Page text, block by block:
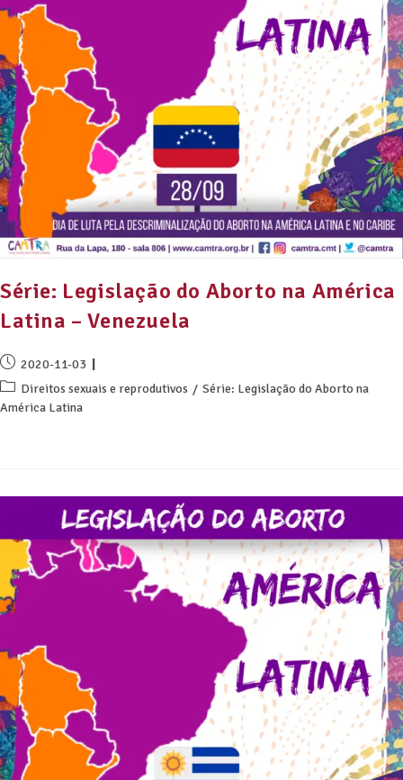
Série: Legislação do Aborto na América
Latina – Venezuela
2020-11-03
Direitos sexuais e reprodutivos / Série: Legislação do Aborto na
América Latina